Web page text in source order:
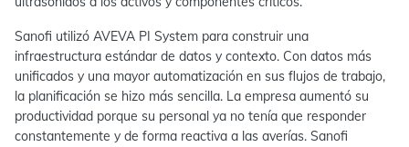
Sanofi utilizó AVEVA PI System para construir una
infraestructura estándar de datos y contexto. Con datos más
unificados y una mayor automatización en sus flujos de trabajo,
la planificación se hizo más sencilla. La empresa aumentó su
productividad porque su personal ya no tenía que responder
constantemente y de forma reactiva a las averías. Sanofi